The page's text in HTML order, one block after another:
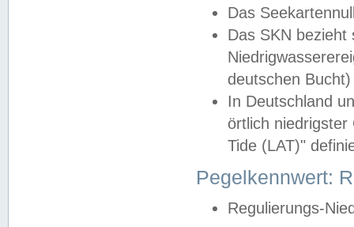
Das
Das SKN
deutschen
In Deutschland
örtlich
Tide (LAT)"
Pegelkennwert:
Regulierungs-